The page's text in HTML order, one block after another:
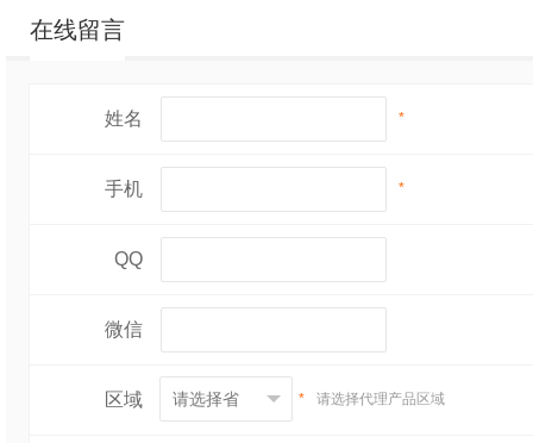
锁鲜工艺：采用NFC无
配料表干净，喝着更放
适销渠道：全渠道。
在线留言
姓名 *
手机 *
QQ
微信
区域 * 请选择代理产品区域